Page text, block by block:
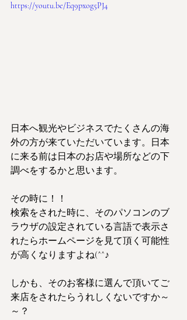
https://youtu.be/Eq9pxog5PJ4
日本へ観光やビジネスでたくさんの海
外の方が来ていただいています。日本
に来る前は日本のお店や場所などの下
調べをするかと思います。
その時に！！
検索をされた時に、そのパソコンのブ
ラウザの設定されている言語で表示さ
れたらホームページを見て頂く可能性
が高くなりますよね(^^♪
しかも、そのお客様に選んで頂いてご
来店をされたらうれしくないですか～
～？